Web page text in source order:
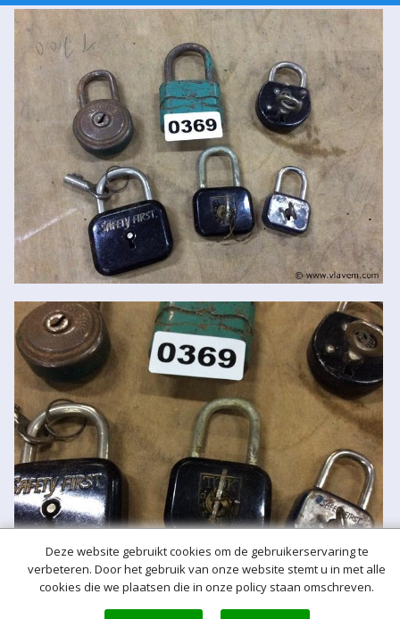
Deze website gebruikt cookies om de gebruikerservaring te
verbeteren. Door het gebruik van onze website stemt u in met alle
cookies die we plaatsen die in onze policy staan omschreven.